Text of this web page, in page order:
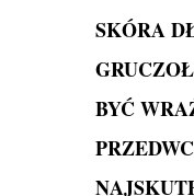
SKÓRA
BYĆ